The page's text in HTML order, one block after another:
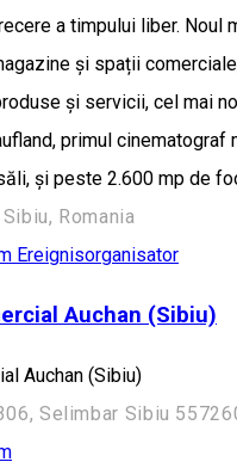
a timpului liber. Noul
și spații
și servicii, cel mai
primul cinematograf
și peste 2.600 mp de
Romania
Ereignisorganisator
Auchan (Sibiu)
Auchan (Sibiu)
Selimbar Sibiu